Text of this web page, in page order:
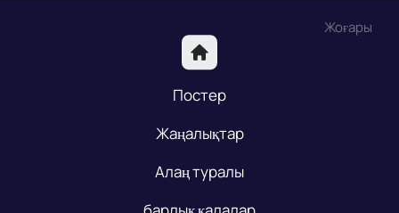
Жоғары
Постер
Жаңалықтар
Алаң туралы